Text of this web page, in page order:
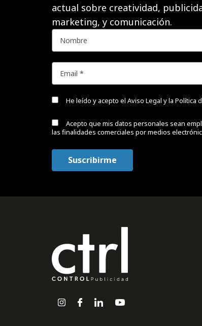
actual sobre creatividad,
marketing, y comunicación.
He leído y acepto el Aviso Legal y la Política
Acepto que mis datos personales sean
las finalidades comerciales por medios